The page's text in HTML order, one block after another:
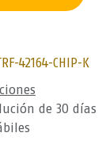
42164-CHIP-K
de 30 días